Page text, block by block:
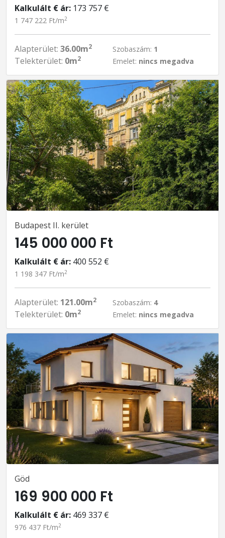
Kalkulált € ár: 173 757 €
1 747 222 Ft/m2
Alapterület: 36.00m2
Telekterület: 0m2
Szobaszám: 1
Emelet: nincs megadva
Budapest II. kerület
145 000 000 Ft
Kalkulált € ár: 400 552 €
1 198 347 Ft/m2
Alapterület: 121.00m2
Telekterület: 0m2
Szobaszám: 4
Emelet: nincs megadva
Göd
169 900 000 Ft
Kalkulált € ár: 469 337 €
976 437 Ft/m2